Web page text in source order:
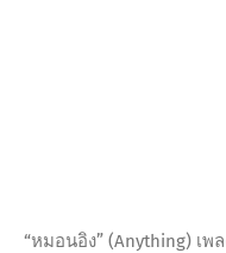
“หมอนอิง” (Anything) เ